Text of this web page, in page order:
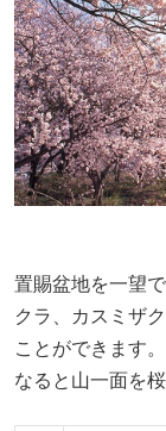
置賜盆地を一望
クラ、カスミザ
ことができます
なると山一面を